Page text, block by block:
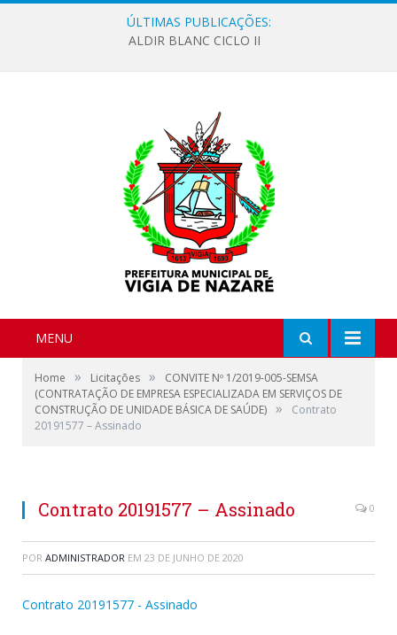
ÚLTIMAS PUBLICAÇÕES:
ALDIR BLANC CICLO II
MENU
Home » Licitações »
CONVITE Nº 1/2019-005-SEMSA
(CONTRATAÇÃO DE EMPRESA ESPECIALIZADA EM SERVIÇOS DE
CONSTRUÇÃO DE UNIDADE BÁSICA DE SAÚDE) »
Contrato
20191577 – Assinado
Contrato 20191577 – Assinado 0
POR ADMINISTRADOR EM 23 DE JUNHO DE 2020
Contrato 20191577 - Assinado